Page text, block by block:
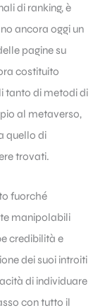
di ranking, è
ancora oggi un
pagine su
costituito
tanto di metodi di
al metaverso,
quello di
trovati.
fuorché
manipolabili
credibilità e
dei suoi introiti
di individuare
con tutto il